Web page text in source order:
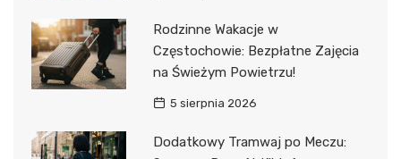
Rodzinne Wakacje w
Częstochowie: Bezpłatne Zajęcia
na Świeżym Powietrzu!
5 sierpnia 2026
Dodatkowy Tramwaj po Meczu: